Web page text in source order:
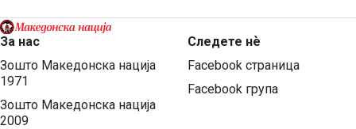
За нас
Зошто Македонска нација
1971
Зошто Македонска нација
2009
Следете нѐ
Facebook страница
Facebook група